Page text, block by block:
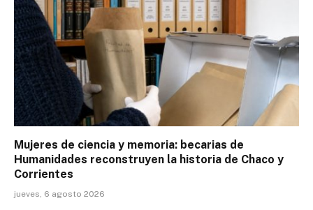
Mujeres de ciencia y memoria: becarias de
Humanidades reconstruyen la historia de Chaco y
Corrientes
jueves, 6 agosto 2026